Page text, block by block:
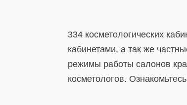
334 косметологических
кабинетами, а так же
режимы работы салонов
косметологов.